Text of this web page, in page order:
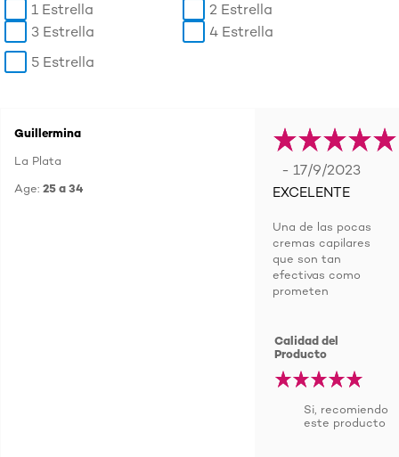
1 Estrella
2 Estrella
3 Estrella
4 Estrella
5 Estrella
Guillermina
La Plata
Age: 25 a 34
- 17/9/2023
EXCELENTE
Una de las pocas
cremas capilares
que son tan
efectivas como
prometen
Calidad del
Producto
Si, recomiendo
este producto